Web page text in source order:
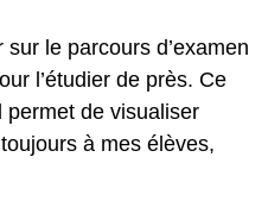
le parcours d’examen
l’étudier de près. Ce
permet de visualiser
à mes élèves,